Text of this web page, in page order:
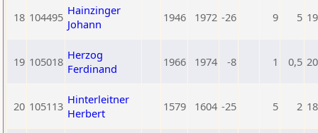
18 104495 Hainzinger
Johann
1946 1972 -26 9 5
19 105018 Herzog
Ferdinand
1966 1974 -8 1 0,5
20 105113 Hinterleitner
Herbert
1579 1604 -25 5 2